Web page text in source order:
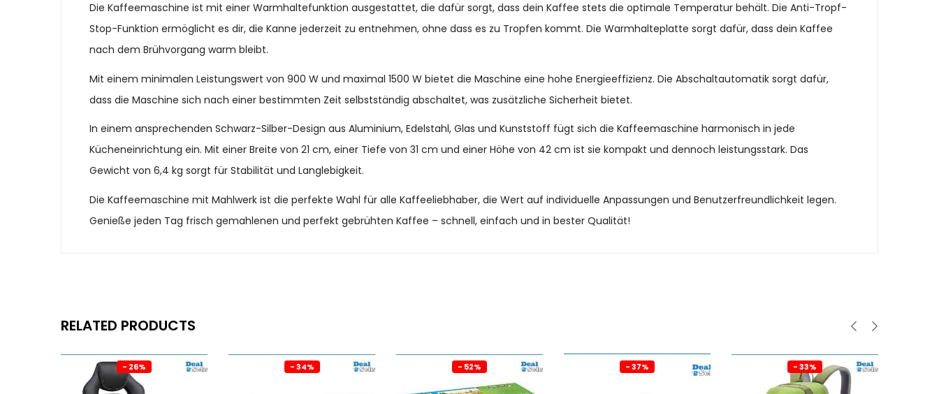
Die Kaffeemaschine ist mit einer Warmhaltefunktion ausgestattet, die dafür sorgt, dass dein Kaffee stets die optimale Temperatur behält. Die Anti-Tropf-
Stop-Funktion ermöglicht es dir, die Kanne jederzeit zu entnehmen, ohne dass es zu Tropfen kommt. Die Warmhalteplatte sorgt dafür, dass dein Kaffee
nach dem Brühvorgang warm bleibt.
Mit einem minimalen Leistungswert von 900 W und maximal 1500 W bietet die Maschine eine hohe Energieeffizienz. Die Abschaltautomatik sorgt dafür,
dass die Maschine sich nach einer bestimmten Zeit selbstständig abschaltet, was zusätzliche Sicherheit bietet.
In einem ansprechenden Schwarz-Silber-Design aus Aluminium, Edelstahl, Glas und Kunststoff fügt sich die Kaffeemaschine harmonisch in jede
Kücheneinrichtung ein. Mit einer Breite von 21 cm, einer Tiefe von 31 cm und einer Höhe von 42 cm ist sie kompakt und dennoch leistungsstark. Das
Gewicht von 6,4 kg sorgt für Stabilität und Langlebigkeit.
Die Kaffeemaschine mit Mahlwerk ist die perfekte Wahl für alle Kaffeeliebhaber, die Wert auf individuelle Anpassungen und Benutzerfreundlichkeit legen.
Genieße jeden Tag frisch gemahlenen und perfekt gebrühten Kaffee – schnell, einfach und in bester Qualität!
RELATED PRODUCTS
- 26% - 34% - 52% - 37% - 33%